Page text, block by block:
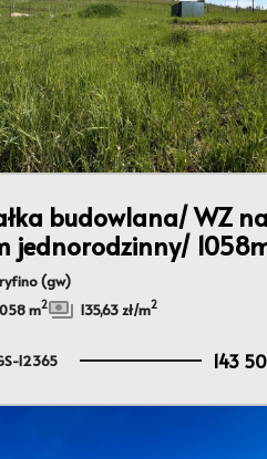
budowlana/ WZ na
jednorodzinny/
(gw)
m2 135,63 zł/m2
12365 143